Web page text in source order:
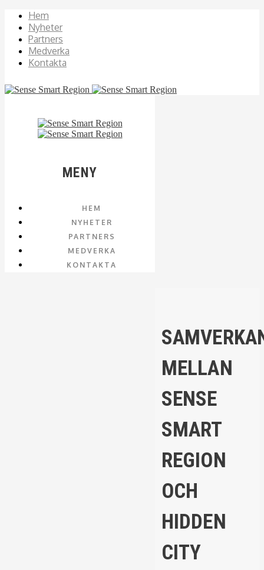
Hem
Nyheter
Partners
Medverka
Kontakta
MENY
HEM
NYHETER
PARTNERS
MEDVERKA
KONTAKTA
MELLAN
SENSE
SMART
REGION
OCH
HIDDEN
CITY